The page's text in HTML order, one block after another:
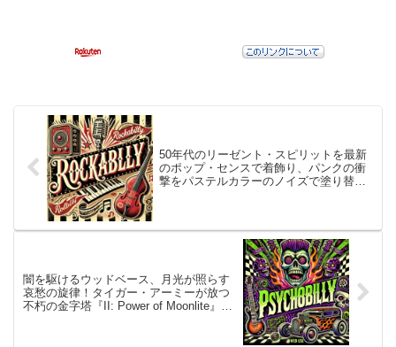
50年代のリーゼント・スピリットを最新
のポップ・センスで着飾り、パンクの衝
撃をパステルカラーのノイズで塗り替え
唸りが、永遠のユース・カルチャーへと
闇を駆けるウッドベース、月光が照らす
哀愁の旋律！タイガー・アーミーが放つ
不朽の金字塔『II: Power of Moonlite』！